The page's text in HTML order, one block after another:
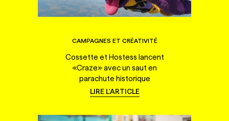
CAMPAGNES ET CRÉATIVITÉ
Cossette et Hostess lancent
«Craze» avec un saut en
parachute historique
LIRE L'ARTICLE